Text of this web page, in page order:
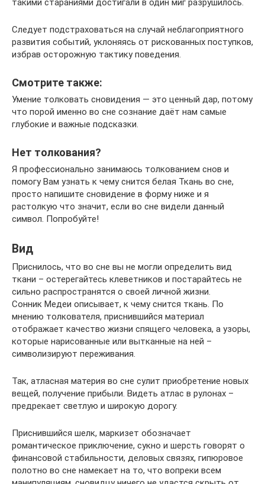
такими стараниями достигали в один миг разрушилось.
Следует подстраховаться на случай неблагоприятного
развития событий, уклоняясь от рискованных поступков,
избрав осторожную тактику поведения.
Смотрите также:
Умение толковать сновидения — это ценный дар, потому
что порой именно во сне сознание даёт нам самые
глубокие и важные подсказки.
Нет толкования?
Я профессионально занимаюсь толкованием снов и
помогу Вам узнать к чему снится белая Ткань во сне,
просто напишите сновидение в форму ниже и я
растолкую что значит, если во сне видели данный
символ. Попробуйте!
Вид
Приснилось, что во сне вы не могли определить вид
ткани – остерегайтесь клеветников и постарайтесь не
сильно распространятся о своей личной жизни.
Сонник Медеи описывает, к чему снится ткань. По
мнению толкователя, приснившийся материал
отображает качество жизни спящего человека, а узоры,
которые нарисованные или вытканные на ней –
символизируют переживания.
Так, атласная материя во сне сулит приобретение новых
вещей, получение прибыли. Видеть атлас в рулонах –
предрекает светлую и широкую дорогу.
Приснившийся шелк, маркизет обозначает
романтическое приключение, сукно и шерсть говорят о
финансовой стабильности, деловых связях, гипюровое
полотно во сне намекает на то, что вопреки всем